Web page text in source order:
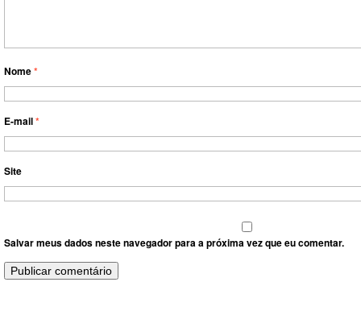
Nome*
E-mail*
Site
Salvar meus dados neste navegador para a próxima vez que eu comentar.